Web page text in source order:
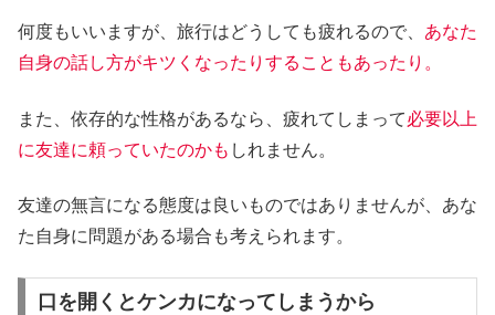
何度もいいますが、旅行はどうしても疲れるので、 あなた
自身の話し方がキツくなったりすることもあったり。
また、依存的な性格があるなら、疲れてしまって必要以上
に友達に頼っていたのかも しれません。
友達の無言になる態度は良いものではありませんが、あな
た自身に問題がある場合も考えられます。
口を開くとケンカになってしまうから